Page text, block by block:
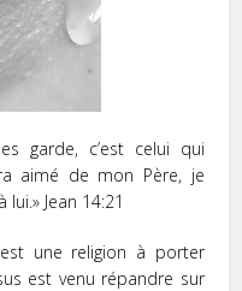
garde, c’est celui qui
aimé de mon Père, je
Jean‬ ‭14:21‬
une religion à porter
est venu répandre sur